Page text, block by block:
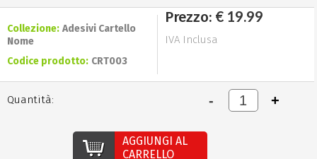
Collezione: Adesivi Cartello
Nome
Codice prodotto: CRT003
Prezzo: € 19.99
IVA Inclusa
Quantità:
AGGIUNGI AL
CARRELLO